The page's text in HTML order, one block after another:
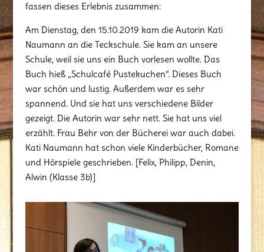
fassen dieses Erlebnis zusammen:
Am Dienstag, den 15.10.2019 kam die Autorin Kati
Naumann an die Teckschule. Sie kam an unsere
Schule, weil sie uns ein Buch vorlesen wollte. Das
Buch hieß „Schulcafé Pustekuchen“. Dieses Buch
war schön und lustig. Außerdem war es sehr
spannend. Und sie hat uns verschiedene Bilder
gezeigt. Die Autorin war sehr nett. Sie hat uns viel
erzählt. Frau Behr von der Bücherei war auch dabei.
Kati Naumann hat schon viele Kinderbücher, Romane
und Hörspiele geschrieben. [Felix, Philipp, Denin,
Alwin (Klasse 3b)]